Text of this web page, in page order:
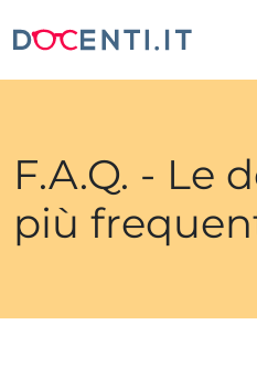
F.A.Q. - Le
più